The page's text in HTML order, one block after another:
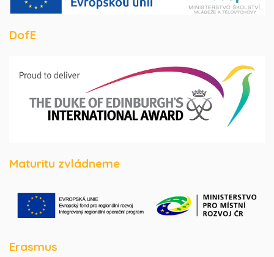
DofE
Maturitu zvládneme
Erasmus